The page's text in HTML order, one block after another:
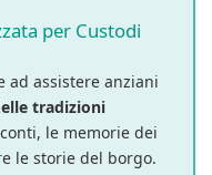
per Custodi
ad assistere anziani
tradizioni
le memorie dei
le storie del borgo.